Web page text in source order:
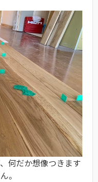
何だか想像つきます
。